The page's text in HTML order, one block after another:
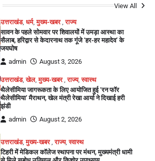
View All
उत्तराखंड,धर्म,मुख्य-खबर ,राज्य
सावन के पहले सोमवार पर शिवालयों में उमड़ा आस्था का
सैलाब, हरिद्वार से केदारनाथ तक गूंजे ‘हर-हर महादेव’ के
जयघोष
admin
August 3, 2026
उत्तराखंड,खेल,मुख्य-खबर ,राज्य,स्वास्थ
थैलेसीमिया जागरूकता के लिए आयोजित हुई ‘रन फॉर
थैलेसीमिया’ मैराथन, खेल मंत्री रेखा आर्या ने दिखाई हरी
झंडी
admin
August 2, 2026
उत्तराखंड,मुख्य-खबर,राज्य,स्वास्थ
टिहरी में मेडिकल कॉलेज स्थापना पर मंथन, मुख्यमंत्री धामी